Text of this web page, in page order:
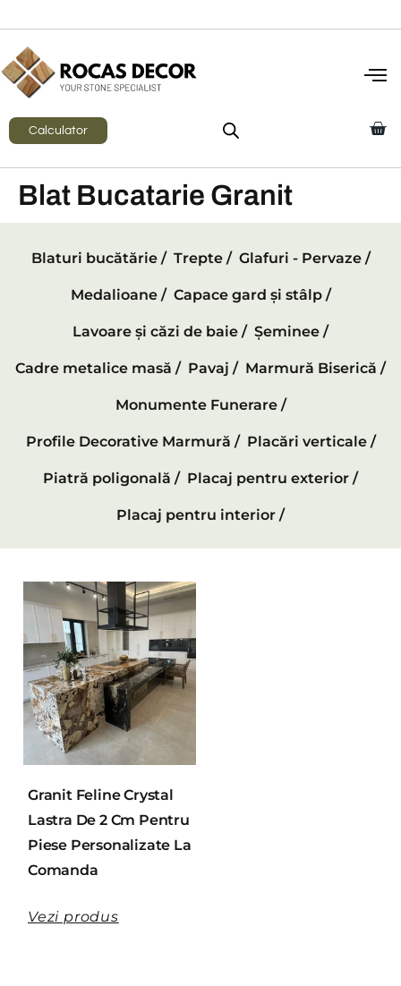
Calculator
Blat Bucatarie Granit
Blaturi bucătărie / Trepte / Glafuri - Pervaze /
Medalioane / Capace gard și stâlp /
Lavoare și căzi de baie / Șeminee /
Cadre metalice masă / Pavaj / Marmură Biserică /
Monumente Funerare /
Profile Decorative Marmură / Placări verticale /
Piatră poligonală / Placaj pentru exterior /
Placaj pentru interior /
Granit Feline Crystal
Lastra De 2 Cm Pentru
Piese Personalizate La
Comanda
Vezi produs